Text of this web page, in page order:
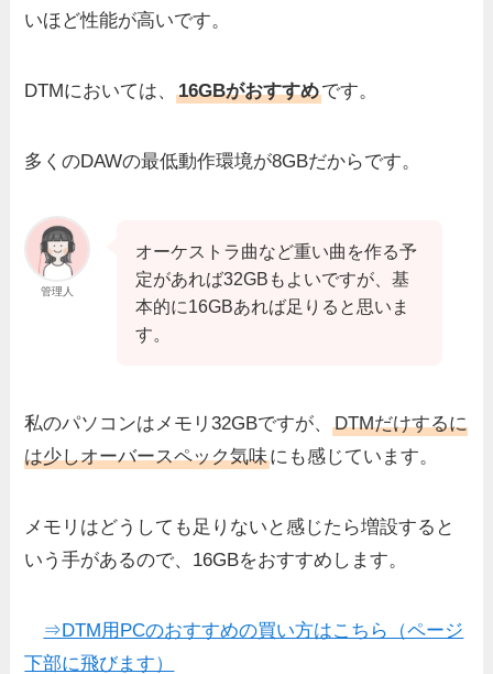
いほど性能が高いです。
DTMにおいては、16GBがおすすめです。
多くのDAWの最低動作環境が8GBだからです。
管理人
オーケストラ曲など重い曲を作る予
定があれば32GBもよいですが、基
本的に16GBあれば足りると思いま
す。
私のパソコンはメモリ32GBですが、DTMだけするに
は少しオーバースペック気味にも感じています。
メモリはどうしても足りないと感じたら増設すると
いう手があるので、16GBをおすすめします。
⇒DTM用PCのおすすめの買い方はこちら（ページ
下部に飛びます）